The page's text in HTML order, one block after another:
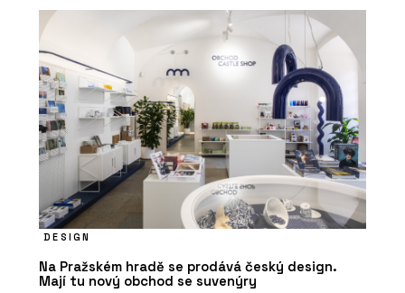
DESIGN
Na Pražském hradě se prodává český design.
Mají tu nový obchod se suvenýry